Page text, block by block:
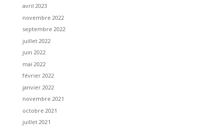
avril 2023
novembre 2022
septembre 2022
juillet 2022
juin 2022
mai 2022
février 2022
janvier 2022
novembre 2021
octobre 2021
juillet 2021